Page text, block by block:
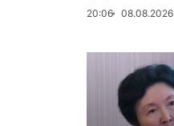
20:06 08.08.2026